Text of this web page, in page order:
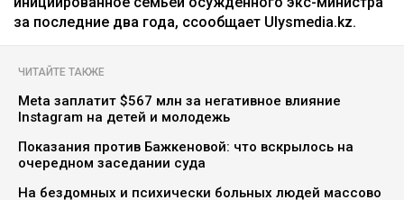
за последние два года, ссообщает Ulysmedia.kz.
ЧИТАЙТЕ ТАКЖЕ
Meta заплатит $567 млн за негативное влияние
Instagram на детей и молодежь
Показания против Бажкеновой: что вскрылось на
очередном заседании суда
На бездомных и психически больных людей массово